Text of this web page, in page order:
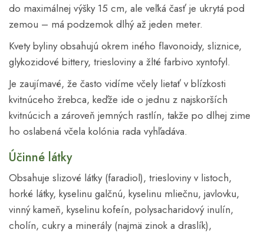
do maximálnej výšky 15 cm, ale veľká časť je ukrytá pod
zemou – má podzemok dlhý až jeden meter.
Kvety byliny obsahujú okrem iného flavonoidy, sliznice,
glykozidové bittery, triesloviny a žlté farbivo xyntofyl.
Je zaujímavé, že často vidíme včely lietať v blízkosti
kvitnúceho žrebca, keďže ide o jednu z najskorších
kvitnúcich a zároveň jemných rastlín, takže po dlhej zime
ho oslabená včela kolónia rada vyhľadáva.
Účinné látky
Obsahuje slizové látky (faradiol), triesloviny v listoch,
horké látky, kyselinu galčnú, kyselinu mliečnu, javlovku,
vinný kameň, kyselinu kofeín, polysacharidový inulín,
cholín, cukry a minerály (najmä zinok a draslík),